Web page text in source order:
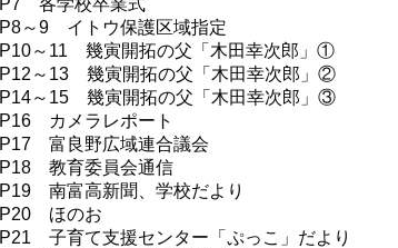
P7 各学校卒業式
P8～9 イトウ保護区域指定
P10～11 幾寅開拓の父「木田幸次郎」①
P12～13 幾寅開拓の父「木田幸次郎」②
P14～15 幾寅開拓の父「木田幸次郎」③
P16 カメラレポート
P17 富良野広域連合議会
P18 教育委員会通信
P19 南富高新聞、学校だより
P20 ほのお
P21 子育て支援センター「ぷっこ」だより